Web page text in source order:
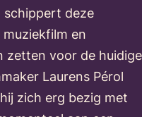
schippert deze
en
zetten voor de huidige
Laurens Pérol
zich erg bezig met